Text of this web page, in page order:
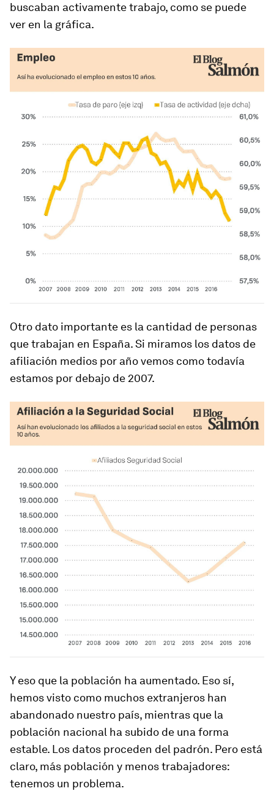
buscaban activamente trabajo, como se puede
ver en la gráfica.
Otro dato importante es la cantidad de personas
que trabajan en España. Si miramos los datos de
afiliación medios por año vemos como todavía
estamos por debajo de 2007.
Y eso que la población ha aumentado. Eso sí,
hemos visto como muchos extranjeros han
abandonado nuestro país, mientras que la
población nacional ha subido de una forma
estable. Los datos proceden del padrón. Pero está
claro, más población y menos trabajadores:
tenemos un problema.